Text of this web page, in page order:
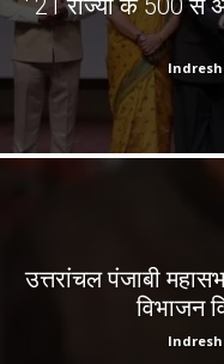
उत्तरांचल पंजाबी
विभाजन